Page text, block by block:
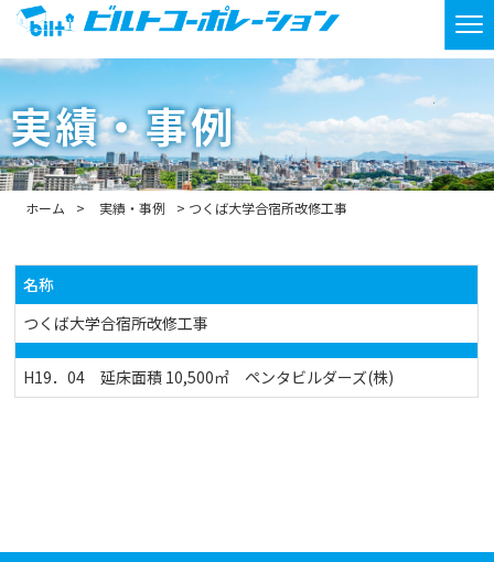
実績・事例
ホーム 実績・事例 つくば大学合宿所改修工事
名称
つくば大学合宿所改修工事
H19．04 延床面積 10,500㎡ ペンタビルダーズ(株)